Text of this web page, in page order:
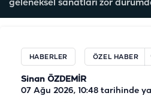
geleneksel sanatları zor
HABERLER ÖZEL HABER
Sinan ÖZDEMİR
07 Ağu 2026, 10:48 tarihinde